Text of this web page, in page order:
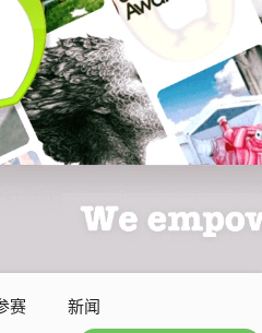
赛 新闻